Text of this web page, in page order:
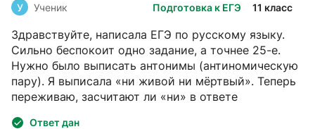
Подготовка к ЕГЭ 11 класс
У Ученик
Здравствуйте, написала ЕГЭ по русскому языку.
Сильно беспокоит одно задание, а точнее 25-е.
Нужно было выписать антонимы (антиномическую
пару). Я выписала «ни живой ни мёртвый». Теперь
переживаю, засчитают ли «ни» в ответе
Ответ дан